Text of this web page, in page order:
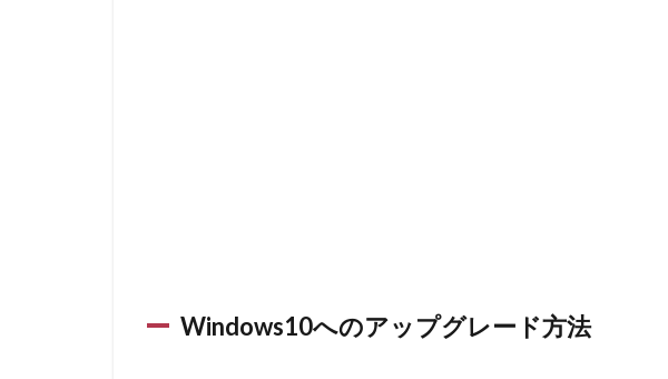
Windows10へのアップグレード方法